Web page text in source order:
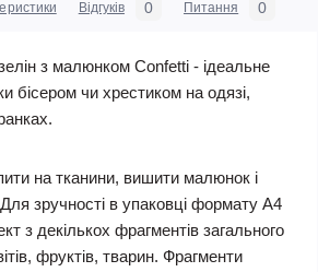
Відгуків 0 Питання 0
з малюнком Confetti - ідеальне
бісером чи хрестиком на одязі,
на тканини, вишити малюнок і
зручності в упаковці формату А4
з декількох фрагментів загального
фруктів, тварин. Фрагменти